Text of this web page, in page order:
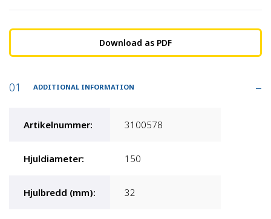
Download as PDF
ADDITIONAL INFORMATION
Artikelnummer: 3100578
Hjuldiameter: 150
Hjulbredd (mm): 32